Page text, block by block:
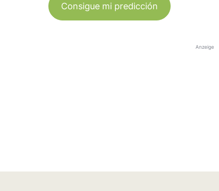
Consigue mi predicción
Anzeige